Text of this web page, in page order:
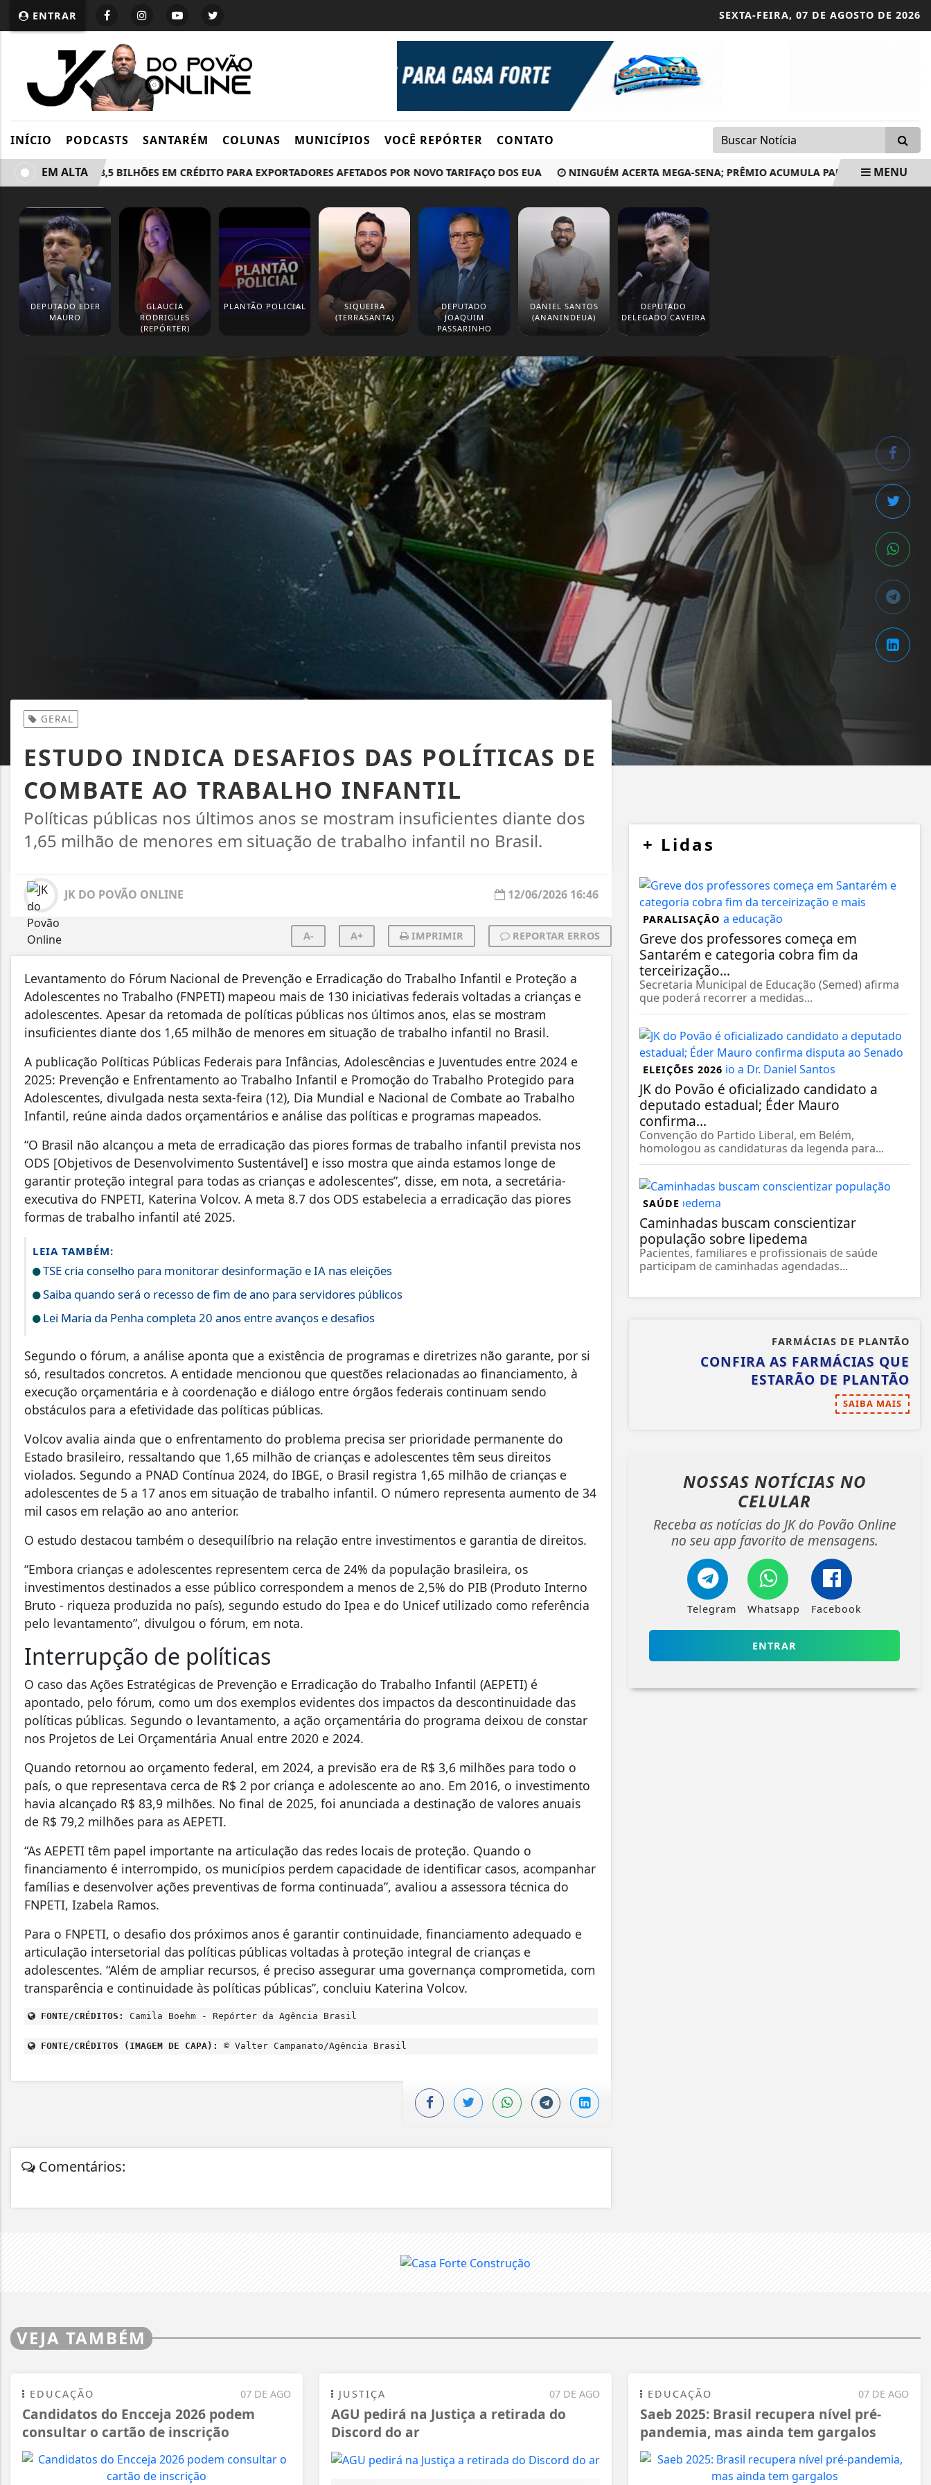
ENTRAR SEXTA-FEIRA, 07 DE AGOSTO DE 2026
INÍCIO PODCASTS SANTARÉM COLUNAS MUNICÍPIOS VOCÊ REPÓRTER CONTATO
PREVÊ R$ 18,5 BILHÕES EM CRÉDITO PARA EXPORTADORES AFETADOS POR NOVO TARIFAÇO DOS EUA NINGUÉM ACERTA MEGA-SENA; PRÊMIO ACUMULA PARA R$ 165 MILHÕES
EM ALTA MENU
DEPUTADO EDER
MAURO
GLAUCIA
RODRIGUES
(REPÓRTER)
PLANTÃO POLICIAL
SIQUEIRA
(TERRASANTA)
DEPUTADO
JOAQUIM
PASSARINHO
DANIEL SANTOS
(ANANINDEUA)
DEPUTADO
DELEGADO CAVEIRA
GERAL
ESTUDO INDICA DESAFIOS DAS POLÍTICAS DE
COMBATE AO TRABALHO INFANTIL
Políticas públicas nos últimos anos se mostram insuficientes diante dos
1,65 milhão de menores em situação de trabalho infantil no Brasil.
JK DO POVÃO ONLINE 12/06/2026 16:46
A- A+ IMPRIMIR REPORTAR ERROS
Levantamento do Fórum Nacional de Prevenção e Erradicação do Trabalho Infantil e Proteção a
Adolescentes no Trabalho (FNPETI) mapeou mais de 130 iniciativas federais voltadas a crianças e
adolescentes. Apesar da retomada de políticas públicas nos últimos anos, elas se mostram
insuficientes diante dos 1,65 milhão de menores em situação de trabalho infantil no Brasil.
A publicação Políticas Públicas Federais para Infâncias, Adolescências e Juventudes entre 2024 e
2025: Prevenção e Enfrentamento ao Trabalho Infantil e Promoção do Trabalho Protegido para
Adolescentes, divulgada nesta sexta-feira (12), Dia Mundial e Nacional de Combate ao Trabalho
Infantil, reúne ainda dados orçamentários e análise das políticas e programas mapeados.
“O Brasil não alcançou a meta de erradicação das piores formas de trabalho infantil prevista nos
ODS [Objetivos de Desenvolvimento Sustentável] e isso mostra que ainda estamos longe de
garantir proteção integral para todas as crianças e adolescentes”, disse, em nota, a secretária-
executiva do FNPETI, Katerina Volcov. A meta 8.7 dos ODS estabelecia a erradicação das piores
formas de trabalho infantil até 2025.
LEIA TAMBÉM:
TSE cria conselho para monitorar desinformação e IA nas eleições
Saiba quando será o recesso de fim de ano para servidores públicos
Lei Maria da Penha completa 20 anos entre avanços e desafios
Segundo o fórum, a análise aponta que a existência de programas e diretrizes não garante, por si
só, resultados concretos. A entidade mencionou que questões relacionadas ao financiamento, à
execução orçamentária e à coordenação e diálogo entre órgãos federais continuam sendo
obstáculos para a efetividade das políticas públicas.
Volcov avalia ainda que o enfrentamento do problema precisa ser prioridade permanente do
Estado brasileiro, ressaltando que 1,65 milhão de crianças e adolescentes têm seus direitos
violados. Segundo a PNAD Contínua 2024, do IBGE, o Brasil registra 1,65 milhão de crianças e
adolescentes de 5 a 17 anos em situação de trabalho infantil. O número representa aumento de 34
mil casos em relação ao ano anterior.
O estudo destacou também o desequilíbrio na relação entre investimentos e garantia de direitos.
“Embora crianças e adolescentes representem cerca de 24% da população brasileira, os
investimentos destinados a esse público correspondem a menos de 2,5% do PIB (Produto Interno
Bruto - riqueza produzida no país), segundo estudo do Ipea e do Unicef utilizado como referência
pelo levantamento”, divulgou o fórum, em nota.
Interrupção de políticas
O caso das Ações Estratégicas de Prevenção e Erradicação do Trabalho Infantil (AEPETI) é
apontado, pelo fórum, como um dos exemplos evidentes dos impactos da descontinuidade das
políticas públicas. Segundo o levantamento, a ação orçamentária do programa deixou de constar
nos Projetos de Lei Orçamentária Anual entre 2020 e 2024.
Quando retornou ao orçamento federal, em 2024, a previsão era de R$ 3,6 milhões para todo o
país, o que representava cerca de R$ 2 por criança e adolescente ao ano. Em 2016, o investimento
havia alcançado R$ 83,9 milhões. No final de 2025, foi anunciada a destinação de valores anuais
de R$ 79,2 milhões para as AEPETI.
“As AEPETI têm papel importante na articulação das redes locais de proteção. Quando o
financiamento é interrompido, os municípios perdem capacidade de identificar casos, acompanhar
famílias e desenvolver ações preventivas de forma continuada”, avaliou a assessora técnica do
FNPETI, Izabela Ramos.
Para o FNPETI, o desafio dos próximos anos é garantir continuidade, financiamento adequado e
articulação intersetorial das políticas públicas voltadas à proteção integral de crianças e
adolescentes. “Além de ampliar recursos, é preciso assegurar uma governança comprometida, com
transparência e continuidade às políticas públicas”, concluiu Katerina Volcov.
FONTE/CRÉDITOS: Camila Boehm - Repórter da Agência Brasil
FONTE/CRÉDITOS (IMAGEM DE CAPA): © Valter Campanato/Agência Brasil
Comentários:
+ Lidas
PARALISAÇÃO
Greve dos professores começa em
Santarém e categoria cobra fim da
terceirização...
Secretaria Municipal de Educação (Semed) afirma
que poderá recorrer a medidas...
ELEIÇÕES 2026
JK do Povão é oficializado candidato a
deputado estadual; Éder Mauro
confirma...
Convenção do Partido Liberal, em Belém,
homologou as candidaturas da legenda para...
SAÚDE
Caminhadas buscam conscientizar
população sobre lipedema
Pacientes, familiares e profissionais de saúde
participam de caminhadas agendadas...
FARMÁCIAS DE PLANTÃO
CONFIRA AS FARMÁCIAS QUE
ESTARÃO DE PLANTÃO
SAIBA MAIS
NOSSAS NOTÍCIAS NO
CELULAR
Receba as notícias do JK do Povão Online
no seu app favorito de mensagens.
Telegram Whatsapp Facebook
ENTRAR
VEJA TAMBÉM
07 DE AGO
EDUCAÇÃO
Candidatos do Encceja 2026 podem
consultar o cartão de inscrição
07 DE AGO
JUSTIÇA
AGU pedirá na Justiça a retirada do
Discord do ar
07 DE AGO
EDUCAÇÃO
Saeb 2025: Brasil recupera nível pré-
pandemia, mas ainda tem gargalos